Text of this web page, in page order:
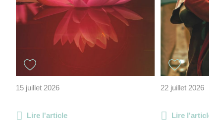
15 juillet 2026
Lire l'article
22 juillet 2026
Lire l'article